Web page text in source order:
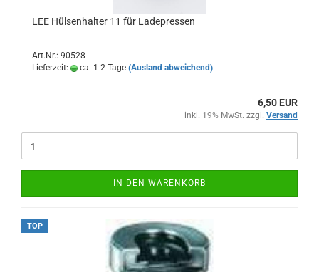
LEE Hülsenhalter 11 für Ladepressen
Art.Nr.: 90528
Lieferzeit:
ca. 1-2 Tage (Ausland abweichend)
6,50 EUR
inkl. 19% MwSt. zzgl. Versand
IN DEN WARENKORB
TOP